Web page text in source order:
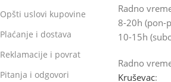
Opšti uslovi kupovine
Plaćanje i dostava
Reklamacije i povrat
Pitanja i odgovori
Radno
8-20h (pon-
10-15h
Radno
Kruševac: